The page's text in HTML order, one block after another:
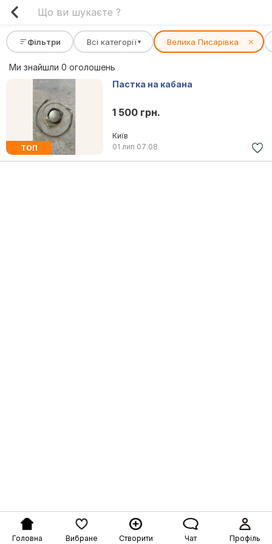
Фільтри Всі категорії ▾ Велика Писарівка ✕
Ми знайшли 0 оголошень
ТОП
Пастка на кабана
1 500 грн.
Київ
01 лип 07:08
Головна Вибране Створити Чат Профіль